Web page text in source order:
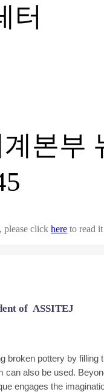
터
본부
please click here to read
of ASSITEJ
broken pottery by filling
can also be used.
engages the